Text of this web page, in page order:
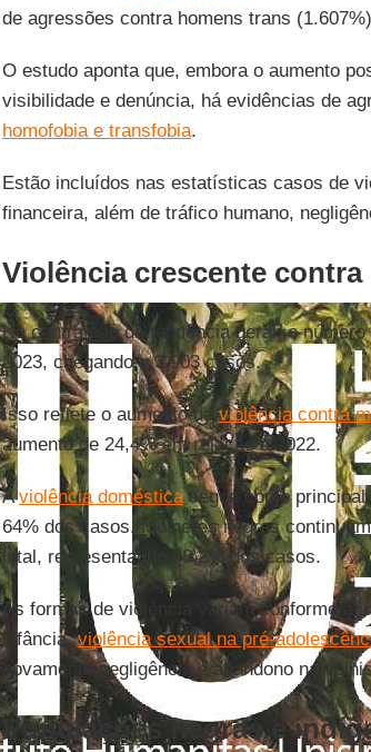
de agressões contra homens trans
O estudo aponta que, embora o aumento
visibilidade e denúncia, há evidências de
homofobia e transfobia.
Estão incluídos nas estatísticas casos de
financeira, além de tráfico humano,
Violência crescente contra
Na contramão da tendência geral, o
2023, chegando a 3.903 casos.
Isso reflete o aumento daviolência contra
aumento de 24,4% em relação a 2022.
Aviolência domésticasegue como principal
64% dos casos. Mulheres negras
letal, representando 68,2% dos casos.
As formas de violência variam conforme a
infância,violência sexual na pré-
novamente negligência e abandono na
Populações negras e